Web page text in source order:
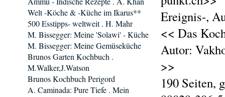
Ereignis-,
<< Das
Autor:
>>
190 Seiten,
Welt -Köche & -Küche im Ikarus**
500 Esstipps- weltweit . H. Mahr
M. Bissegger: Meine 'Solawi' - Küche
M. Bissegger: Meine Gemüseküche
Brunos Garten Kochbuch .
M.Walker,J.Watson
Brunos Kochbuch Perigord
A. Caminada: Pure Tiefe . Mein